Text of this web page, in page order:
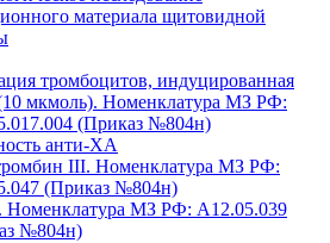
материала щитовидной
тромбоцитов, индуцированная
мкмоль). Номенклатура МЗ РФ:
(Приказ №804н)
анти-ХА
III. Номенклатура МЗ РФ:
(Приказ №804н)
МЗ РФ: A12.05.039
№804н)